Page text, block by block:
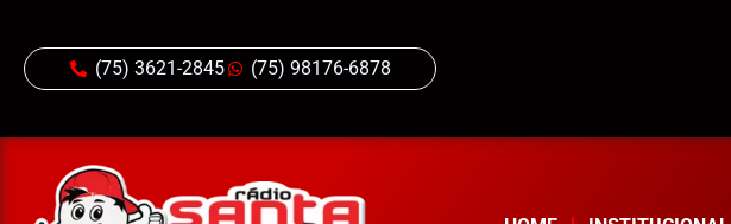
(75) 3621-2845 (75) 98176-6878